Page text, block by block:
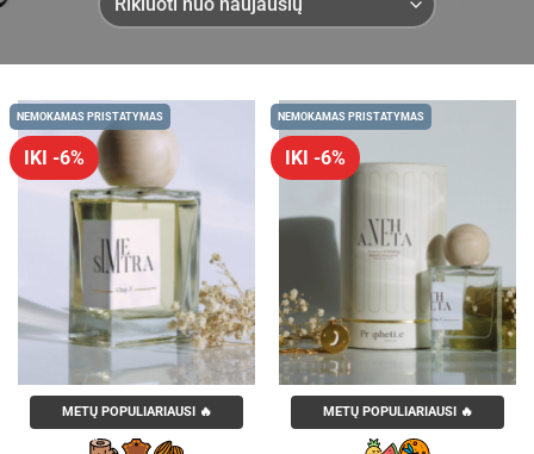
IKI -6%
NEMOKAMAS PRISTATYMAS
METŲ POPULIARIAUSI 🔥
IKI -6%
NEMOKAMAS PRISTATYMAS
METŲ POPULIARIAUSI 🔥